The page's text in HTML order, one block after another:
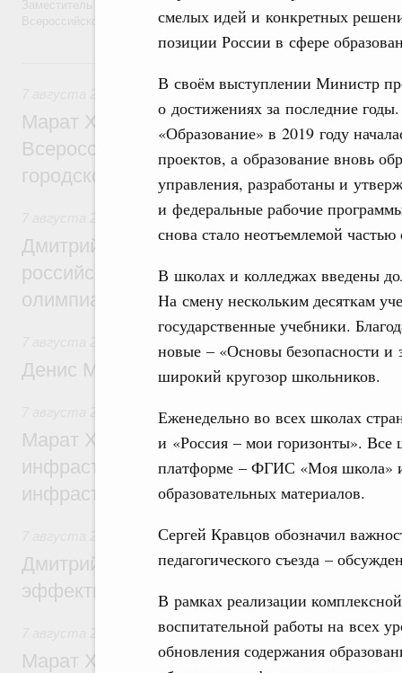
смелых идей и конкретных
позиции России в сфере
В своём выступлении Министр
о достижениях за последние
«Образование» в 2019 году
проектов, а образование вновь
управления, разработаны и
и федеральные рабочие
снова стало неотъемлемой частью
В школах и колледжах введены
На смену нескольким десяткам
государственные учебники.
новые – «Основы безопасности и
широкий кругозор школьников.
Еженедельно во всех школах
и «Россия – мои горизонты».
платформе – ФГИС «Моя школа»
образовательных материалов.
Сергей Кравцов обозначил
педагогического съезда –
В рамках реализации
воспитательной работы на всех
обновления содержания
Заместитель Председателя Правительства Татьяна Голикова
Всероссийского общественного движения «Волонтёры-медики» с
Экономика городов. Городская среда
Марат Хуснуллин провёл заседание
Всероссийского конкурса лучших
городской среды
Отрасль информационных технологий
Дмитрий Чернышенко и Сергей Кравцов
российскую сборную с победой на
олимпиаде по искусственному
Денис Мантуров посетил Ярославскую
Бюджеты субъектов Федерации.
Марат Хуснуллин: 15 объектов
инфраструктуры построили и обновили
инфраструктурным кредитам
Развитие сельских территорий
Дмитрий Патрушев: Синхронизация
эффективность поддержки сельских
Экономика городов. Городская среда
Марат Хуснуллин: «Единый заказчик»